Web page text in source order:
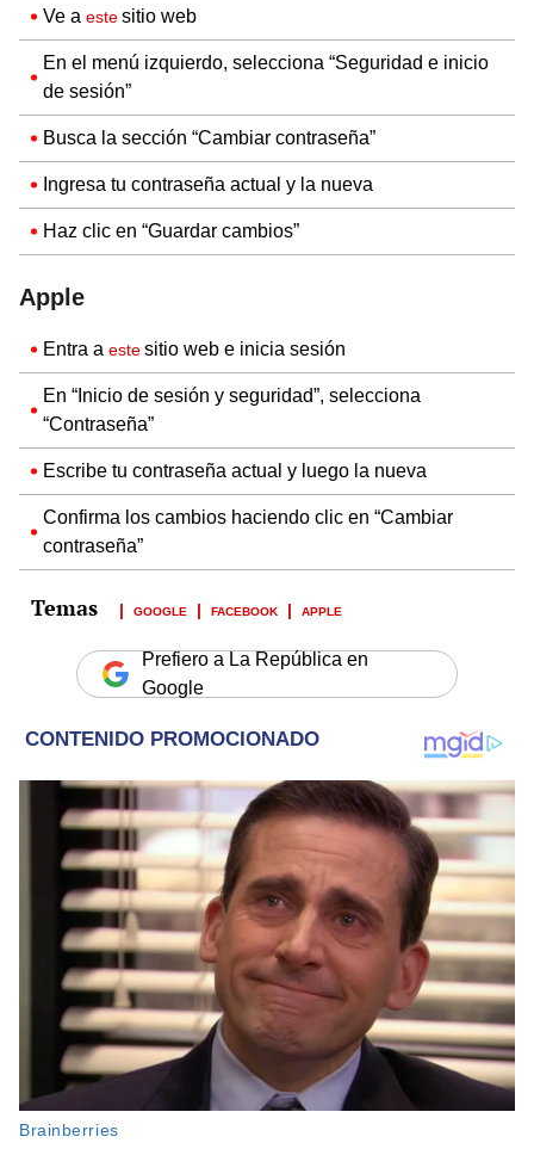
Ve a estesitio web
En el menú izquierdo, selecciona “Seguridad e inicio
de sesión”
Busca la sección “Cambiar contraseña”
Ingresa tu contraseña actual y la nueva
Haz clic en “Guardar cambios”
Apple
Entra a estesitio web e inicia sesión
En “Inicio de sesión y seguridad”, selecciona
“Contraseña”
Escribe tu contraseña actual y luego la nueva
Confirma los cambios haciendo clic en “Cambiar
contraseña”
GOOGLE FACEBOOK APPLE
Prefiero a La República en
Google